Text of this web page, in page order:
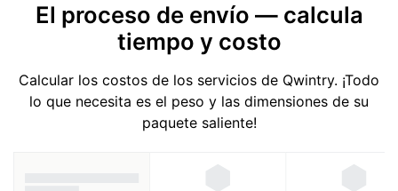
El proceso de envío — calcula
tiempo y costo
Calcular los costos de los servicios de Qwintry. ¡Todo
lo que necesita es el peso y las dimensiones de su
paquete saliente!